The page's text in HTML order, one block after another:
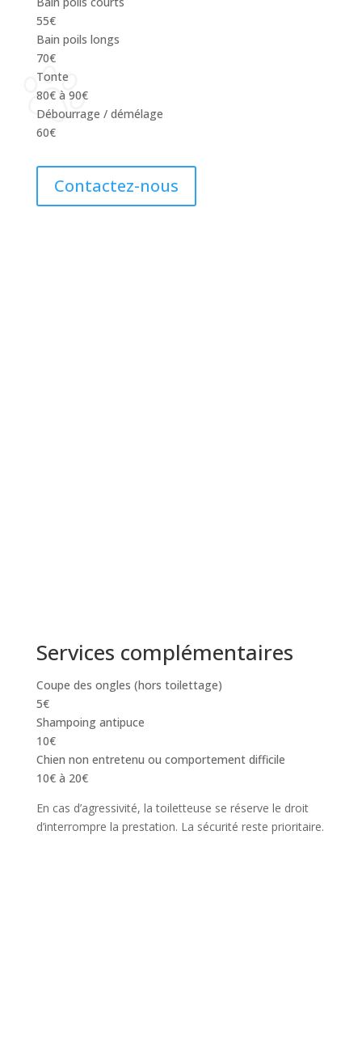
55€
Bain poils longs
70€
Tonte
80€ à 90€
Débourrage / démélage
60€
Contactez-nous
Services complémentaires
Coupe des ongles (hors toilettage)
5€
Shampoing antipuce
10€
Chien non entretenu ou comportement difficile
10€ à 20€
En cas d’agressivité, la toiletteuse se réserve le droit
d’interrompre la prestation. La sécurité reste prioritaire.